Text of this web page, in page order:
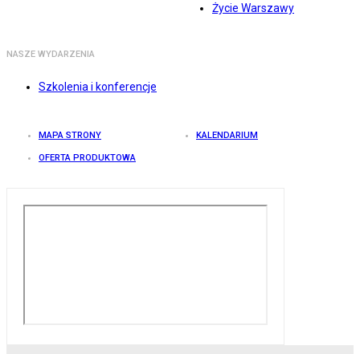
Życie Warszawy
NASZE WYDARZENIA
Szkolenia i konferencje
MAPA STRONY KALENDARIUM
OFERTA PRODUKTOWA